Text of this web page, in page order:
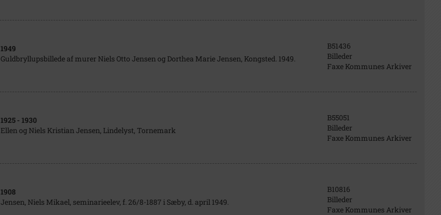
1949
Guldbryllupsbillede af murer Niels Otto Jensen og Dorthea Marie Jensen, Kongsted. 1949.
B51436
Billeder
Faxe Kommunes Arkiver
1925 - 1930
Ellen og Niels Kristian Jensen, Lindelyst, Tornemark
B55051
Billeder
Faxe Kommunes Arkiver
1908
Jensen, Niels Mikael, seminarieelev, f. 26/8-1887 i Sæby, d. april 1949.
B10816
Billeder
Faxe Kommunes Arkiver